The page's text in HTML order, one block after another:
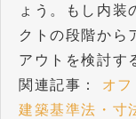
ょう。もし内装
クトの段階から
アウトを検討す
関連記事： オ
建築基準法・寸